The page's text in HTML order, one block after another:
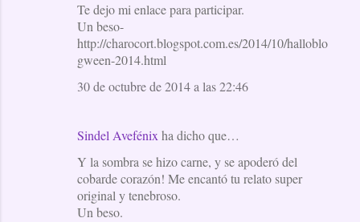
Te dejo mi enlace para participar.
Un beso-
http://charocort.blogspot.com.es/2014/10/halloblo
gween-2014.html
30 de octubre de 2014 a las 22:46
Sindel Avefénix ha dicho que…
Y la sombra se hizo carne, y se apoderó del
cobarde corazón! Me encantó tu relato super
original y tenebroso.
Un beso.